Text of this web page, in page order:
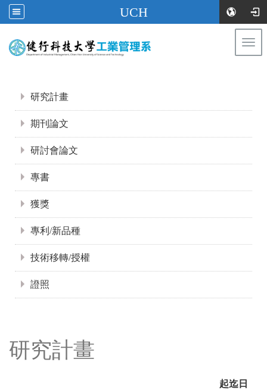
UCH
研究計畫
期刊論文
研討會論文
專書
獲獎
專利/新品種
技術移轉/授權
證照
研究計畫
起迄日